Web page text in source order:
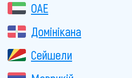
ОАЕ
Домінікана
Сейшели